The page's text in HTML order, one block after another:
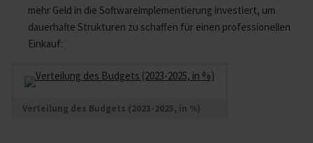
mehr Geld in die Softwareimplementierung investiert, um
dauerhafte Strukturen zu schaffen für einen professionellen
Einkauf:
Verteilung des Budgets (2023-2025, in %)